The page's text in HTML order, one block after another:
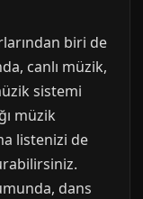
biri de
canlı müzik,
sistemi
müzik
listenizi de
dans